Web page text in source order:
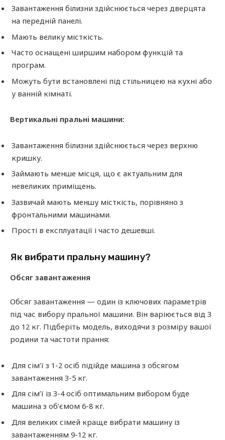
Завантаження білизни здійснюється через дверцята
на передній панелі.
Мають велику місткість.
Часто оснащені ширшим набором функцій та
програм.
Можуть бути встановлені під стільницею на кухні або
у ванній кімнаті.
Вертикальні пральні машини:
Завантаження білизни здійснюється через верхню
кришку.
Займають менше місця, що є актуальним для
невеликих приміщень.
Зазвичай мають меншу місткість, порівняно з
фронтальними машинами.
Прості в експлуатації і часто дешевші.
Як вибрати пральну машину?
Обсяг завантаження
Обсяг завантаження — один із ключових параметрів
під час вибору пральної машини. Він варіюється від 3
до 12 кг. Підберіть модель, виходячи з розміру вашої
родини та частоти прання:
Для сім’ї з 1-2 осіб підійде машина з обсягом
завантаження 3-5 кг.
Для сім’ї із 3-4 осіб оптимальним вибором буде
машина з об’ємом 6-8 кг.
Для великих сімей краще вибрати машину із
завантаженням 9-12 кг.